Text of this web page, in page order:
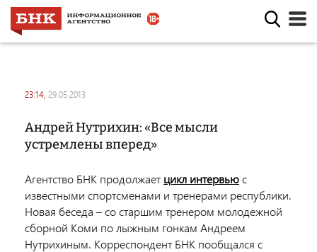
23:14, 29.05.2013
Андрей Нутрихин: «Все мысли
устремлены вперед»
Агентство БНК продолжает цикл интервьюс
известными спортсменами и тренерами республики.
Новая беседа – со старшим тренером молодежной
сборной Коми по лыжным гонкам Андреем
Нутрихиным. Корреспондент БНК пообщался с